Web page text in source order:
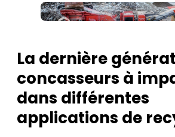
Meest gelezen
Podcasts
Privacy / Cookie statement
S’inscrire à l’événement
S’inscrire
La dernière
concasseurs à
dans différentes
applications de